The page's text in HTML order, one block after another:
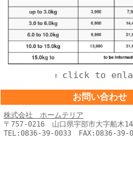
↑ click to
お問い合わせ
株式会社 ホームテリア
〒757-0216 山口県宇部市大字船木
TEL:0836-39-0033 FAX:0836-39-